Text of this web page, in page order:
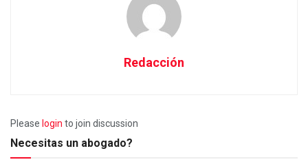
Redacción
Please login to join discussion
Necesitas un abogado?